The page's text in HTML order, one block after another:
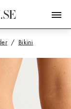
.SE
Bikini